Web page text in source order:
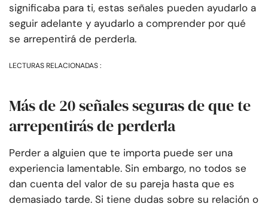
significaba para ti, estas señales pueden ayudarlo a
seguir adelante y ayudarlo a comprender por qué
se arrepentirá de perderla.
LECTURAS RELACIONADAS :
Más de 20 señales seguras de que te
arrepentirás de perderla
Perder a alguien que te importa puede ser una
experiencia lamentable. Sin embargo, no todos se
dan cuenta del valor de su pareja hasta que es
demasiado tarde. Si tiene dudas sobre su relación o